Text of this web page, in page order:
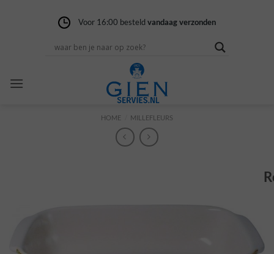
Gratis verzendingvanaf 100,-
Voor 16:00 besteld vandaag verzonden
14 dagen niet goedgeld terug
HOME MILLEFLEURS